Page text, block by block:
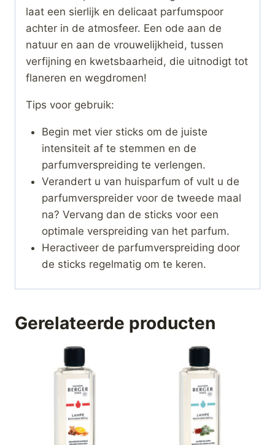
laat een sierlijk en delicaat parfumspoor
achter in de atmosfeer. Een ode aan de
natuur en aan de vrouwelijkheid, tussen
verfijning en kwetsbaarheid, die uitnodigt tot
flaneren en wegdromen!
Tips voor gebruik:
Begin met vier sticks om de juiste
intensiteit af te stemmen en de
parfumverspreiding te verlengen.
Verandert u van huisparfum of vult u de
parfumverspreider voor de tweede maal
na? Vervang dan de sticks voor een
optimale verspreiding van het parfum.
Heractiveer de parfumverspreiding door
de sticks regelmatig om te keren.
Gerelateerde producten